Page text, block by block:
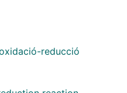
studies have
and . Moreover,
and mechanical
and
reducció